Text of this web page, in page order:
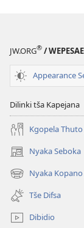
JW.ORG® /
Appearance
Dilinki tša Kapejana
Kgopela
Nyaka Seboka
(opens
new
window)
Nyaka
(opens
new
window)
Tše Difsa
Dibidio